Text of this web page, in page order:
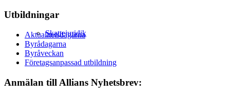
Skattejuridik
Utbildningar
Aktualitetsdagarna
Byrådagarna
Byråveckan
Företagsanpassad utbildning
Anmälan till Allians Nyhetsbrev: